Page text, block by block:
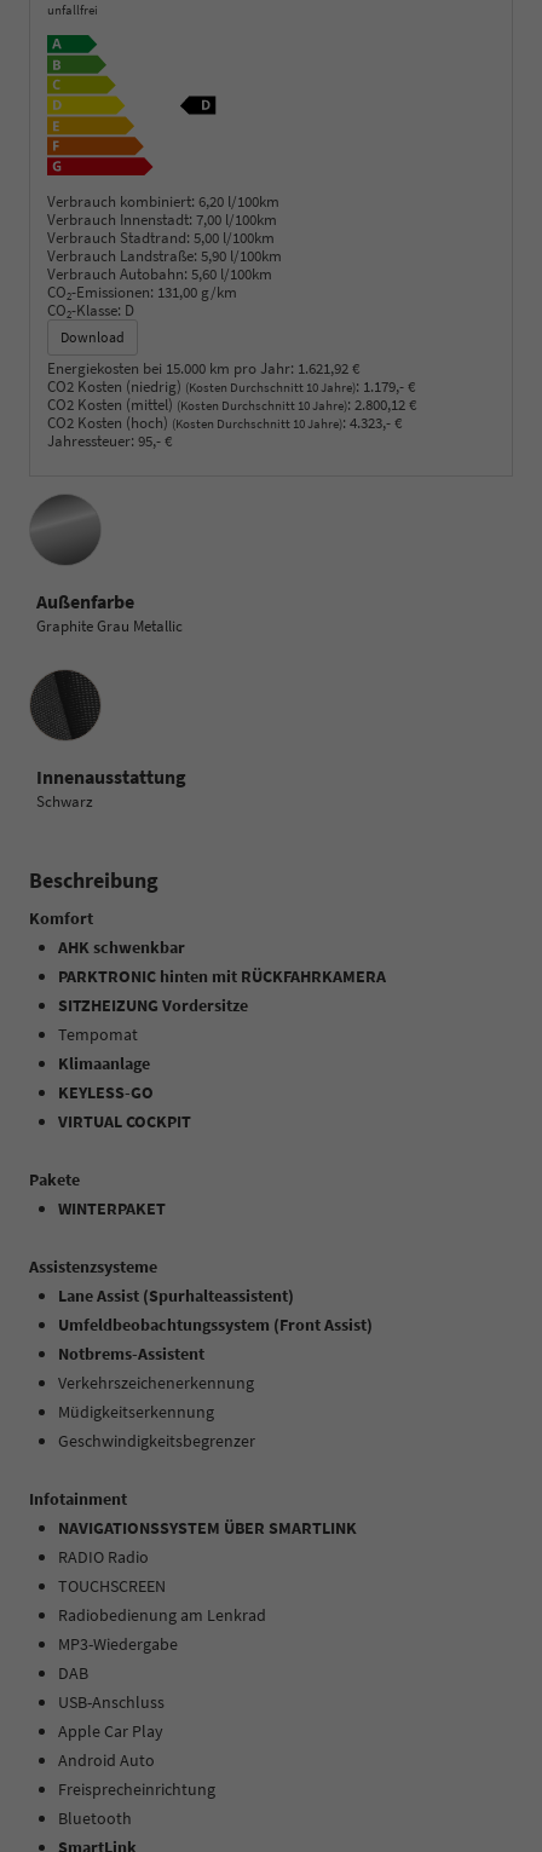
unfallfrei
Verbrauch kombiniert: 6,20 l/100km
Verbrauch Innenstadt: 7,00 l/100km
Verbrauch Stadtrand: 5,00 l/100km
Verbrauch Landstraße: 5,90 l/100km
Verbrauch Autobahn: 5,60 l/100km
CO2-Emissionen: 131,00 g/km
CO2-Klasse: D
Download
Energiekosten bei 15.000 km pro Jahr: 1.621,92 €
CO2 Kosten (niedrig) (Kosten Durchschnitt 10 Jahre): 1.179,- €
CO2 Kosten (mittel) (Kosten Durchschnitt 10 Jahre): 2.800,12 €
CO2 Kosten (hoch) (Kosten Durchschnitt 10 Jahre): 4.323,- €
Jahressteuer: 95,- €
Außenfarbe
Graphite Grau Metallic
Innenausstattung
Innenausstattung
Schwarz
Beschreibung
Komfort
AHK schwenkbar
PARKTRONIC hinten mit RÜCKFAHRKAMERA
SITZHEIZUNG Vordersitze
Tempomat
Klimaanlage
KEYLESS-GO
VIRTUAL COCKPIT
Pakete
WINTERPAKET
Assistenzsysteme
Lane Assist (Spurhalteassistent)
Umfeldbeobachtungssystem (Front Assist)
Notbrems-Assistent
Verkehrszeichenerkennung
Müdigkeitserkennung
Geschwindigkeitsbegrenzer
Infotainment
NAVIGATIONSSYSTEM ÜBER SMARTLINK
RADIO Radio
TOUCHSCREEN
Radiobedienung am Lenkrad
MP3-Wiedergabe
DAB
USB-Anschluss
Apple Car Play
Android Auto
Freisprecheinrichtung
Bluetooth
SmartLink